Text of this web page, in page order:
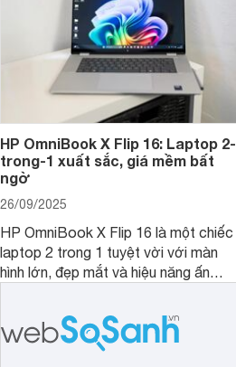
HP OmniBook X Flip 16: Laptop 2-
trong-1 xuất sắc, giá mềm bất
ngờ
26/09/2025
HP OmniBook X Flip 16 là một chiếc
laptop 2 trong 1 tuyệt vời với màn
hình lớn, đẹp mắt và hiệu năng ấn
mức giá vô cùng hấp dẫn, biến nó trở
thành một lựa chọn “đáng đồng tiền
bát gạo” trên thị trường.